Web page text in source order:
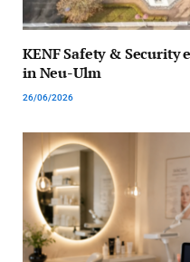
KENF Safety &
in Neu-Ulm
26/06/2026